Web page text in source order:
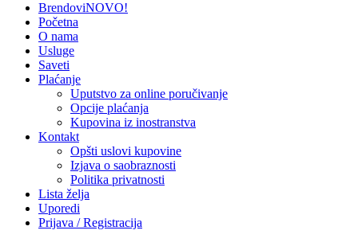
BrendoviNOVO!
Početna
O nama
Usluge
Saveti
Plaćanje
Uputstvo za online poručivanje
Opcije plaćanja
Kupovina iz inostranstva
Kontakt
Opšti uslovi kupovine
Izjava o saobraznosti
Politika privatnosti
Lista želja
Uporedi
Prijava / Registracija